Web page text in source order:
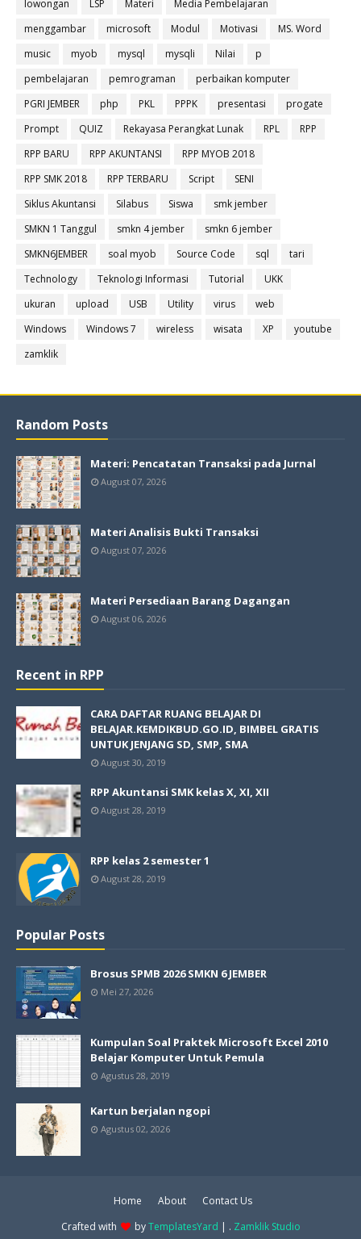
lowongan
LSP Materi
Media Pembelajaran
menggambar
microsoft Modul Motivasi
MS. Word
music
myob mysql mysqli Nilai
p
pembelajaran
pemrograman
perbaikan komputer
PGRI JEMBER
php PKL PPPK presentasi
progate
Prompt
QUIZ Rekayasa Perangkat Lunak RPL
RPP
RPP BARU
RPP AKUNTANSI
RPP MYOB 2018
RPP SMK 2018
RPP TERBARU Script
SENI
Siklus Akuntansi
Silabus Siswa
smk jember
SMKN 1 Tanggul
smkn 4 jember
smkn 6 jember
SMKN6JEMBER
soal myob Source Code sql
tari
Technology
Teknologi Informasi Tutorial
UKK
ukuran
upload USB Utility virus
web
Windows
Windows 7 wireless wisata XP
youtube
zamklik
Random Posts
Materi: Pencatatan Transaksi pada Jurnal
August 07, 2026
Materi Analisis Bukti Transaksi
August 07, 2026
Materi Persediaan Barang Dagangan
August 06, 2026
Recent in RPP
CARA DAFTAR RUANG BELAJAR DI
BELAJAR.KEMDIKBUD.GO.ID, BIMBEL GRATIS
UNTUK JENJANG SD, SMP, SMA
August 30, 2019
RPP Akuntansi SMK kelas X, XI, XII
August 28, 2019
RPP kelas 2 semester 1
August 28, 2019
Popular Posts
Brosus SPMB 2026 SMKN 6 JEMBER
Mei 27, 2026
Kumpulan Soal Praktek Microsoft Excel 2010
Belajar Komputer Untuk Pemula
Agustus 28, 2019
Kartun berjalan ngopi
Agustus 02, 2026
Home About
Contact Us
Crafted with
byTemplatesYard | . Zamklik Studio